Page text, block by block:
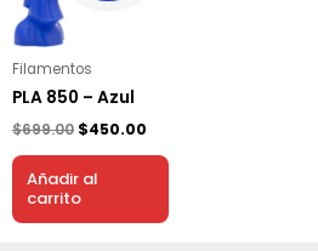
Filamentos
PLA 850 – Azul
$699.00 $450.00
Añadir al
carrito